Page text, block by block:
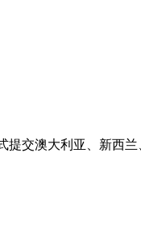
交澳大利亚、新西